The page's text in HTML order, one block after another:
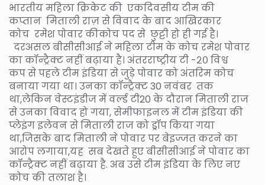
भारतीय महिला क्रिकेट की एकदिवसीय टीम की
कप्तान मिताली राज़ से विवाद के बाद आखिरकार
कोच रमेश पोवार कीकोच पद से छुट्टी हो ही गई है।
दरअसल बीसीसीआई ने महिला टीम के कोच रमेश पोवार
का कॉन्ट्रैक्ट नहीं बढ़ाया है। अंतरराष्ट्रीय टी -२० विश्व
कप से पहले टीम इंडिया से जुड़े पोवार को अंतरिम कोच
बनाया गया था। उनका कॉन्ट्रैक्ट 30 नवंबर तक
था,लेकिन वेस्टइंडीज में वर्ल्ड टी20 के दौरान मिताली राज
से उनका विवाद हो गया, सेमीफाइनल में टीम इंडिया की
प्लेइंग इलेवन से मिताली राज को ड्रॉप किया गया
था,जिसके बाद मिताली ने पोवार पर बेइज्जत करने का
आरोप लगाया,यह सब देखते हुए बीसीसीआई ने पोवार का
कॉन्ट्रैक्ट नहीं बढ़ाया है. अब उसे टीम इंडिया के लिए नए
कोच की तलाश है।